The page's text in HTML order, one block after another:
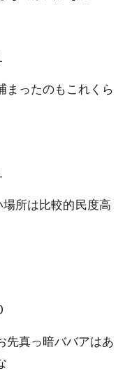
まったのもこれくら
所は比較的民度高
先真っ暗ババアはあ